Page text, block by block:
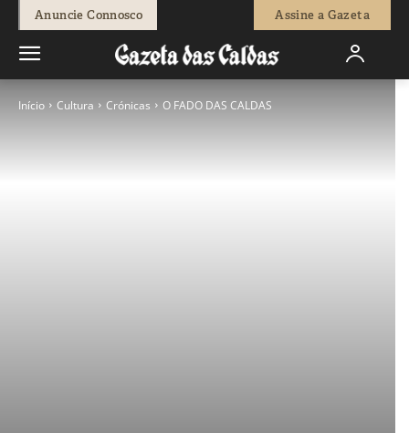
Anuncie Connosco Assine a Gazeta
Início Cultura Crónicas O FADO DAS CALDAS